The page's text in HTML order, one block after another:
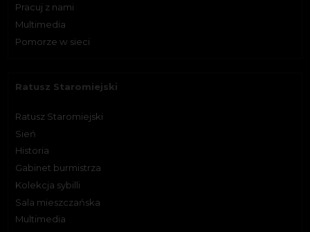
Pracuj z nami
Multimedia
Pomorze w sieci
Ratusz Staromiejski
Ratusz Staromiejski
Sień
Historia
Gabinet burmistrza
Kolekcja sybilli
Sala mieszczańska
Multimedia